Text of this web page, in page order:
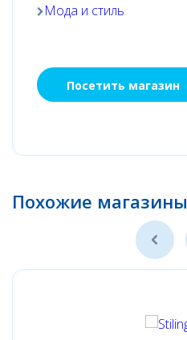
Мода и стиль
Посетить магазин
Похожие магазины